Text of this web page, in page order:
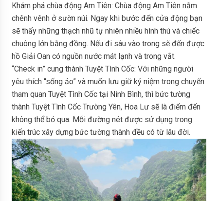
Khám phá chùa động Am Tiên: Chùa động Am Tiên nằm
chênh vênh ở sườn núi. Ngay khi bước đến cửa động bạn
sẽ thấy những thạch nhũ tự nhiên nhiều hình thù và chiếc
chuông lớn bằng đồng. Nếu đi sâu vào trong sẽ đến được
hồ Giải Oan có nguồn nước mát lạnh và trong vắt.
“Check in” cung thành Tuyệt Tình Cốc: Với những người
yêu thích “sống ảo” và muốn lưu giữ kỷ niệm trong chuyến
tham quan Tuyệt Tình Cốc tại Ninh Bình, thì bức tường
thành Tuyệt Tình Cốc Trường Yên, Hoa Lư sẽ là điểm đến
không thể bỏ qua. Mỗi đường nét được sử dụng trong
kiến trúc xây dựng bức tường thành đều có từ lâu đời.